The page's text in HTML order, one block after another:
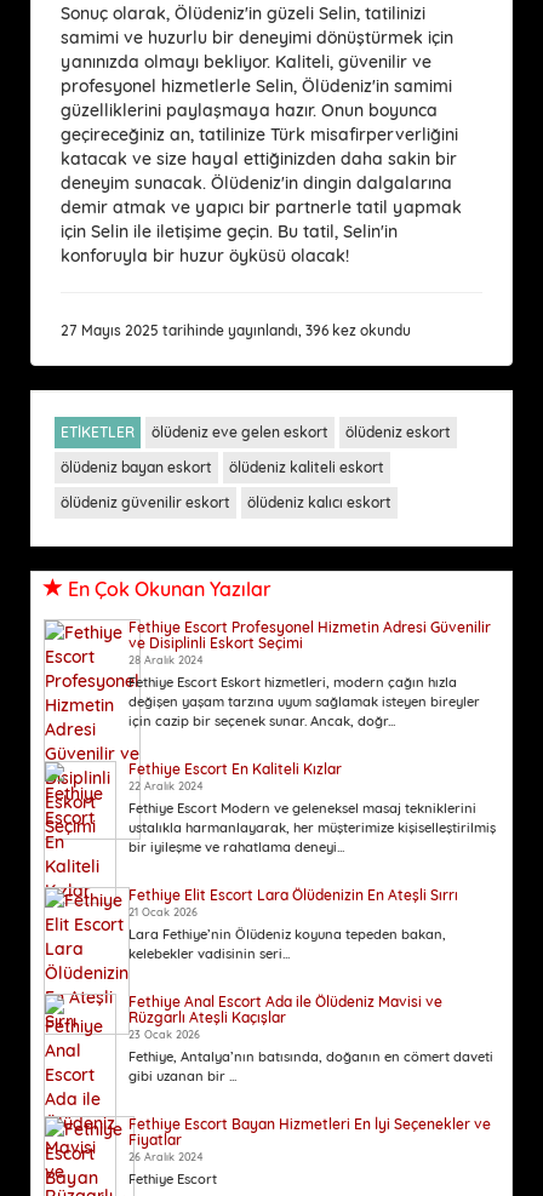
Sonuç olarak, Ölüdeniz'in güzeli Selin, tatilinizi
samimi ve huzurlu bir deneyimi dönüştürmek için
yanınızda olmayı bekliyor. Kaliteli, güvenilir ve
profesyonel hizmetlerle Selin, Ölüdeniz'in samimi
güzelliklerini paylaşmaya hazır. Onun boyunca
geçireceğiniz an, tatilinize Türk misafirperverliğini
katacak ve size hayal ettiğinizden daha sakin bir
deneyim sunacak. Ölüdeniz'in dingin dalgalarına
demir atmak ve yapıcı bir partnerle tatil yapmak
için Selin ile iletişime geçin. Bu tatil, Selin'in
konforuyla bir huzur öyküsü olacak!
27 Mayıs 2025 tarihinde yayınlandı, 396 kez okundu
ETİKETLER ölüdeniz eve gelen eskort
ölüdeniz eskort
ölüdeniz bayan eskort
ölüdeniz kaliteli eskort
ölüdeniz güvenilir eskort
ölüdeniz kalıcı eskort
En Çok Okunan Yazılar
Fethiye Escort Profesyonel Hizmetin Adresi Güvenilir
ve Disiplinli Eskort Seçimi
28 Aralık 2024
Fethiye Escort Eskort hizmetleri, modern çağın hızla
değişen yaşam tarzına uyum sağlamak isteyen bireyler
için cazip bir seçenek sunar. Ancak, doğr...
Fethiye Escort En Kaliteli Kızlar
22 Aralık 2024
Fethiye Escort Modern ve geleneksel masaj tekniklerini
ustalıkla harmanlayarak, her müşterimize kişiselleştirilmiş
bir iyileşme ve rahatlama deneyi...
Fethiye Elit Escort Lara Ölüdenizin En Ateşli Sırrı
21 Ocak 2026
Lara Fethiye’nin Ölüdeniz koyuna tepeden bakan,
kelebekler vadisinin seri...
Fethiye Anal Escort Ada ile Ölüdeniz Mavisi ve
Rüzgarlı Ateşli Kaçışlar
23 Ocak 2026
Fethiye, Antalya’nın batısında, doğanın en cömert daveti
gibi uzanan bir ...
Fethiye Escort Bayan Hizmetleri En İyi Seçenekler ve
Fiyatlar
26 Aralık 2024
Fethiye Escort